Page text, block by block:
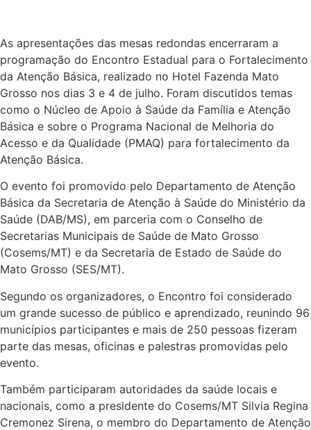
As apresentações das mesas redondas encerraram a
programação do Encontro Estadual para o Fortalecimento
da Atenção Básica, realizado no Hotel Fazenda Mato
Grosso nos dias 3 e 4 de julho. Foram discutidos temas
como o Núcleo de Apoio à Saúde da Família e Atenção
Básica e sobre o Programa Nacional de Melhoria do
Acesso e da Qualidade (PMAQ) para fortalecimento da
Atenção Básica.
O evento foi promovido pelo Departamento de Atenção
Básica da Secretaria de Atenção à Saúde do Ministério da
Saúde (DAB/MS), em parceria com o Conselho de
Secretarias Municipais de Saúde de Mato Grosso
(Cosems/MT) e da Secretaria de Estado de Saúde do
Mato Grosso (SES/MT).
Segundo os organizadores, o Encontro foi considerado
um grande sucesso de público e aprendizado, reunindo 96
municípios participantes e mais de 250 pessoas fizeram
parte das mesas, oficinas e palestras promovidas pelo
evento.
Também participaram autoridades da saúde locais e
nacionais, como a presidente do Cosems/MT Silvia Regina
Cremonez Sirena, o membro do Departamento de Atenção